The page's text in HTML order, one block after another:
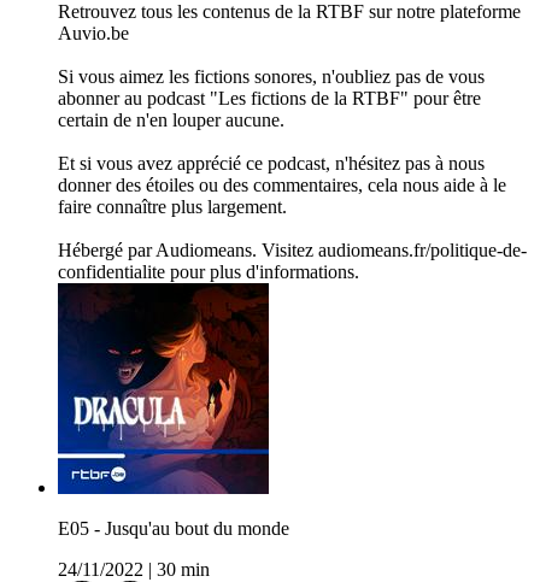
Retrouvez tous les contenus de la RTBF sur notre plateforme
Auvio.be
Si vous aimez les fictions sonores, n'oubliez pas de vous
abonner au podcast "Les fictions de la RTBF" pour être
certain de n'en louper aucune.
Et si vous avez apprécié ce podcast, n'hésitez pas à nous
donner des étoiles ou des commentaires, cela nous aide à le
faire connaître plus largement.
Hébergé par Audiomeans. Visitez audiomeans.fr/politique-de-
confidentialite pour plus d'informations.
E05 - Jusqu'au bout du monde
24/11/2022
30 min